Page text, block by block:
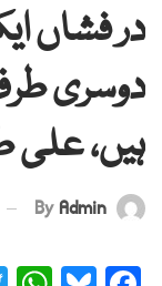
در فشاں
دوسری
ہیں، علی
By Admin